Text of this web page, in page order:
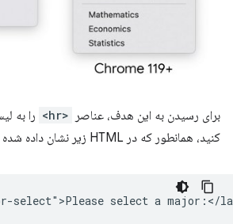
برای رسیدن به این هدف، عناصر <hr>
را به
کنید، همانطور که در HTML زیر نشان داده شده است:
select">Please select a major:</